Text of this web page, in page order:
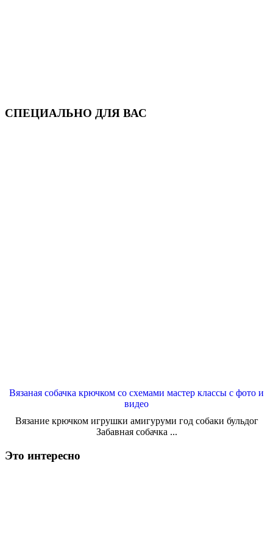
СПЕЦИАЛЬНО ДЛЯ ВАС
Вязаная собачка крючком со схемами мастер классы с фото и
видео
Вязание крючком игрушки амигуруми год собаки бульдог
Забавная собачка ...
Это интересно